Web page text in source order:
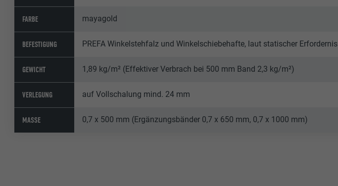
FARBE mayagold
BEFESTIGUNG PREFA Winkelstehfalz und Winkelschiebehafte, laut statischer Erfordernis
GEWICHT 1,89 kg/m² (Effektiver Verbrach bei 500 mm Band 2,3 kg/m²)
VERLEGUNG auf Vollschalung mind. 24 mm
MASSE 0,7 x 500 mm (Ergänzungsbänder 0,7 x 650 mm, 0,7 x 1000 mm)